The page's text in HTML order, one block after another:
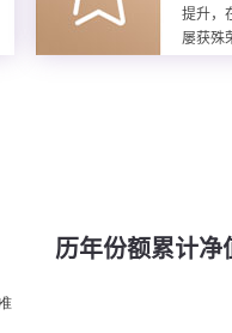
提升，
屡获殊
历年份额累计净